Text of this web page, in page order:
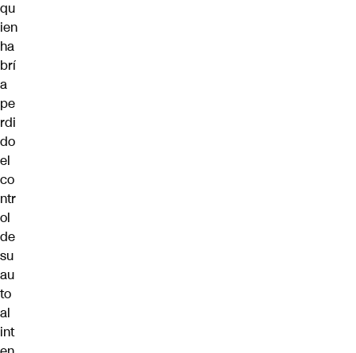
qu
ien
ha
brí
a
pe
rdi
do
el
co
ntr
ol
de
su
au
to
al
int